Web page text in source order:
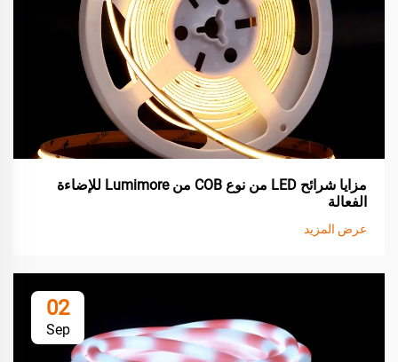
مزايا شرائح LED من نوع COB من Lumimore للإضاءة
الفعالة
عرض المزيد
02
Sep